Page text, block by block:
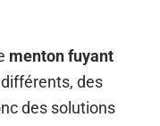
menton fuyant
des
des solutions